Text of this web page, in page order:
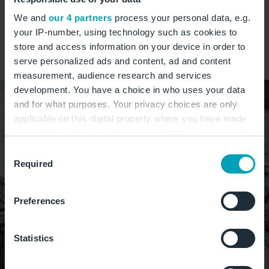
We and our 4 partners process your personal data, e.g.
your IP-number, using technology such as cookies to
store and access information on your device in order to
serve personalized ads and content, ad and content
measurement, audience research and services
development. You have a choice in who uses your data
and for what purposes. Your privacy choices are only
applicable on this digital property where you have made
the Privacy trigger icon.
Collect information about your geographical
meters
Identify your device by actively scanning it for
Selection
Required
Preferences
Statistics
Jetzt lesen